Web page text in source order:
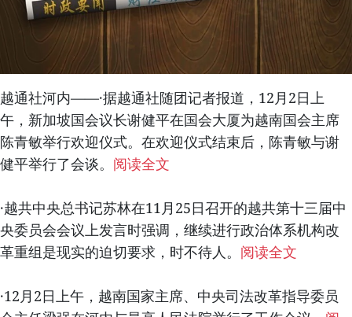
越通社河内——·据越通社随团记者报道，12月2日上
午，新加坡国会议长谢健平在国会大厦为越南国会主席
陈青敏举行欢迎仪式。在欢迎仪式结束后，陈青敏与谢
健平举行了会谈。 阅读全文
·越共中央总书记苏林在11月25日召开的越共第十三届中
央委员会会议上发言时强调，继续进行政治体系机构改
革重组是现实的迫切要求，时不待人。 阅读全文
·12月2日上午，越南国家主席、中央司法改革指导委员